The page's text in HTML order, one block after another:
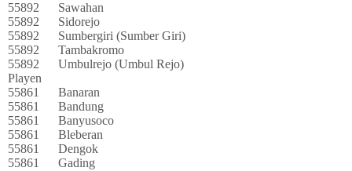
55892
Sawahan
55892
Sidorejo
55892
Sumbergiri (Sumber Giri)
55892
Tambakromo
55892
Umbulrejo (Umbul Rejo)
Playen
55861
Banaran
55861
Bandung
55861
Banyusoco
55861
Bleberan
55861
Dengok
55861
Gading